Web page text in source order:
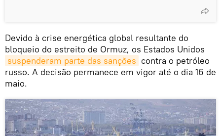
Devido à crise energética global resultante do
bloqueio do estreito de Ormuz, os Estados Unidos
suspenderam parte das sanções contra o petróleo
russo. A decisão permanece em vigor até o dia 16 de
maio.